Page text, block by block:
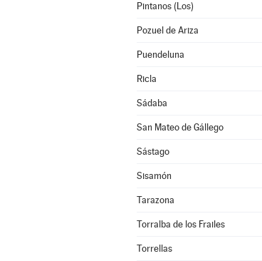
Pintanos (Los)
Pozuel de Ariza
Puendeluna
Ricla
Sádaba
San Mateo de Gállego
Sástago
Sisamón
Tarazona
Torralba de los Frailes
Torrellas